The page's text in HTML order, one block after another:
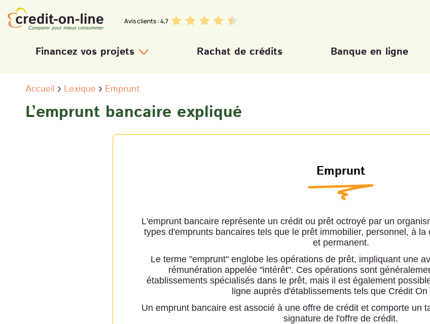
Avis clients : 4,7
Financez vos projets
Crédit auto neuve
Crédit auto occasion
Besoin de trésorerie
Rachat de crédits Banque en ligne
Accueil Lexique Emprunt
L’emprunt bancaire expliqué
Emprunt
L'emprunt bancaire représente un crédit ou prêt octroyé par un
types d'emprunts bancaires tels que le prêt immobilier, personnel, à
et permanent.
Le terme "emprunt" englobe les opérations de prêt, impliquant une
rémunération appelée "intérêt". Ces opérations sont
établissements spécialisés dans le prêt, mais il est également
ligne auprès d'établissements tels que Crédit On
Un emprunt bancaire est associé à une offre de crédit et comporte un
signature de l'offre de crédit.